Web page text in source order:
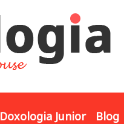
Doxologia Junior Blog